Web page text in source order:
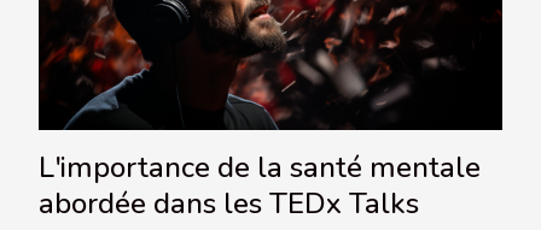
L'importance de la santé mentale
abordée dans les TEDx Talks